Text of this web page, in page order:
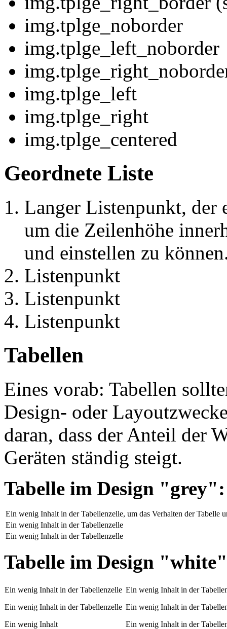
img.tplge_noborder
img.tplge_left_noborder
img.tplge_left
img.tplge_right
img.tplge_centered
Geordnete Liste
Langer Listenpunkt, der
um die Zeilenhöhe
und einstellen zu
Listenpunkt
Listenpunkt
Listenpunkt
Tabellen
Eines vorab: Tabellen
Design- oder
daran, dass der Anteil der
Geräten ständig steigt.
Tabelle im Design "grey":
Ein wenig Inhalt in der Tabellenzelle, um das Verhalten der Tabelle
Ein wenig Inhalt in der Tabellenzelle
Ein wenig Inhalt in der Tabellenzelle
Tabelle im Design
Ein wenig Inhalt in der Tabellenzelle Ein wenig Inhalt in der
Ein wenig Inhalt in der Tabellenzelle Ein wenig Inhalt in der
Ein wenig Inhalt
Ein wenig Inhalt in der